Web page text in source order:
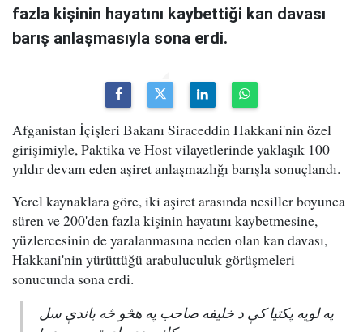
fazla kişinin hayatını kaybettiği kan davası
barış anlaşmasıyla sona erdi.
Afganistan İçişleri Bakanı Siraceddin Hakkani'nin özel
girişimiyle, Paktika ve Host vilayetlerinde yaklaşık 100
yıldır devam eden aşiret anlaşmazlığı barışla sonuçlandı.
Yerel kaynaklara göre, iki aşiret arasında nesiller boyunca
süren ve 200'den fazla kişinin hayatını kaybetmesine,
yüzlercesinin de yaralanmasına neden olan kan davası,
Hakkani'nin yürüttüğü arabuluculuk görüşmeleri
sonucunda sona erdi.
په لویه پکتیا کې د خلیفه صاحب په هڅو څه باندې سل